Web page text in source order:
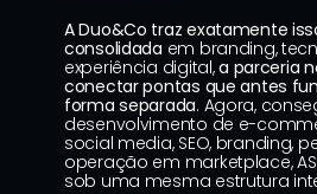
A Duo&Co traz exatamente
consolidada em branding,
experiência digital, a parceria
conectar pontas que antes
forma separada. Agora,
desenvolvimento de e-
social media, SEO, branding,
operação em marketplace,
sob uma mesma estrutura